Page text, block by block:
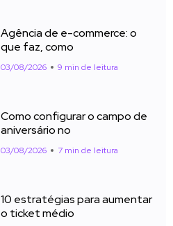
Agência de e-commerce: o
que faz, como
03/08/2026 9 min de leitura
Como configurar o campo de
aniversário no
03/08/2026 7 min de leitura
10 estratégias para aumentar
o ticket médio